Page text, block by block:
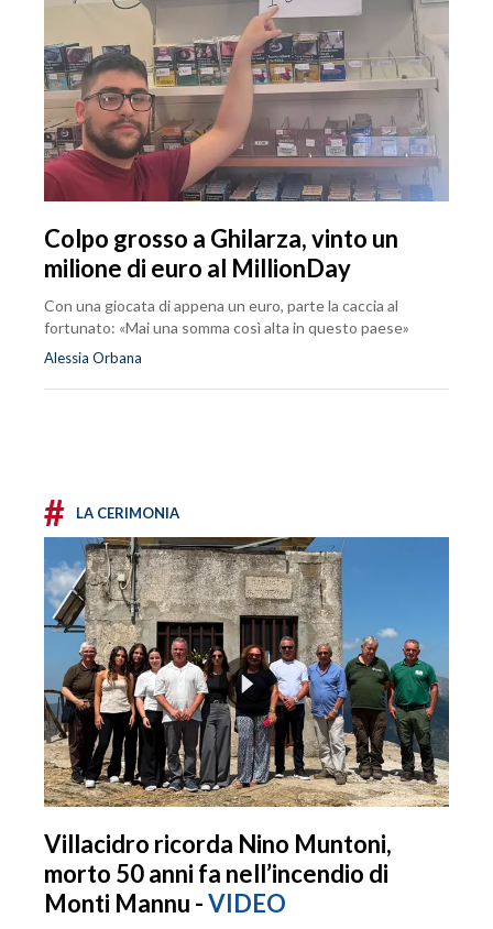
Colpo grosso a Ghilarza, vinto un
milione di euro al MillionDay
Con una giocata di appena un euro, parte la caccia al
fortunato: «Mai una somma così alta in questo paese»
Alessia Orbana
# LA CERIMONIA
Villacidro ricorda Nino Muntoni,
morto 50 anni fa nell’incendio di
Monti Mannu -VIDEO